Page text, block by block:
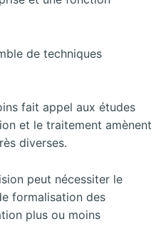
de techniques
fait appel aux études
et le traitement amènent
diverses.
peut nécessiter le
formalisation des
plus ou moins